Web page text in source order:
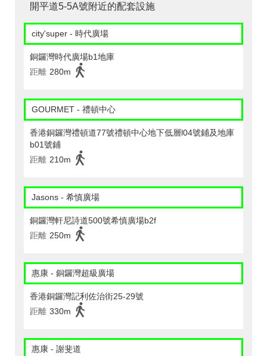
開平道5-5A號附近的配套設施
city'super - 時代廣場
銅鑼灣時代廣場b1地庫
距離 280m
GOURMET - 禮頓中心
香港銅鑼灣禮頓道77號禮頓中心地下低層l04號鋪及地庫
b01號鋪
距離 210m
Jasons - 希慎廣場
銅鑼灣軒尼詩道500號希慎廣場b2f
距離 250m
惠康 - 銅鑼灣超級廣場
香港銅鑼灣記利佐治街25-29號
距離 330m
惠康 - 謝斐道